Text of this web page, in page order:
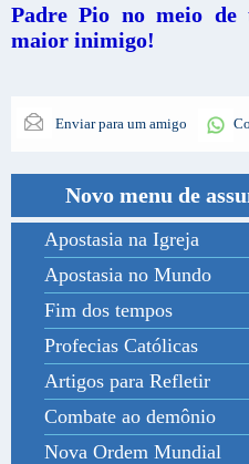
Padre Pio no meio de
maior inimigo!
Enviar para um amigo
Novo menu de
Apostasia na Igreja
Apostasia no Mundo
Fim dos tempos
Profecias Católicas
Artigos para Refletir
Combate ao demônio
Nova Ordem Mundial